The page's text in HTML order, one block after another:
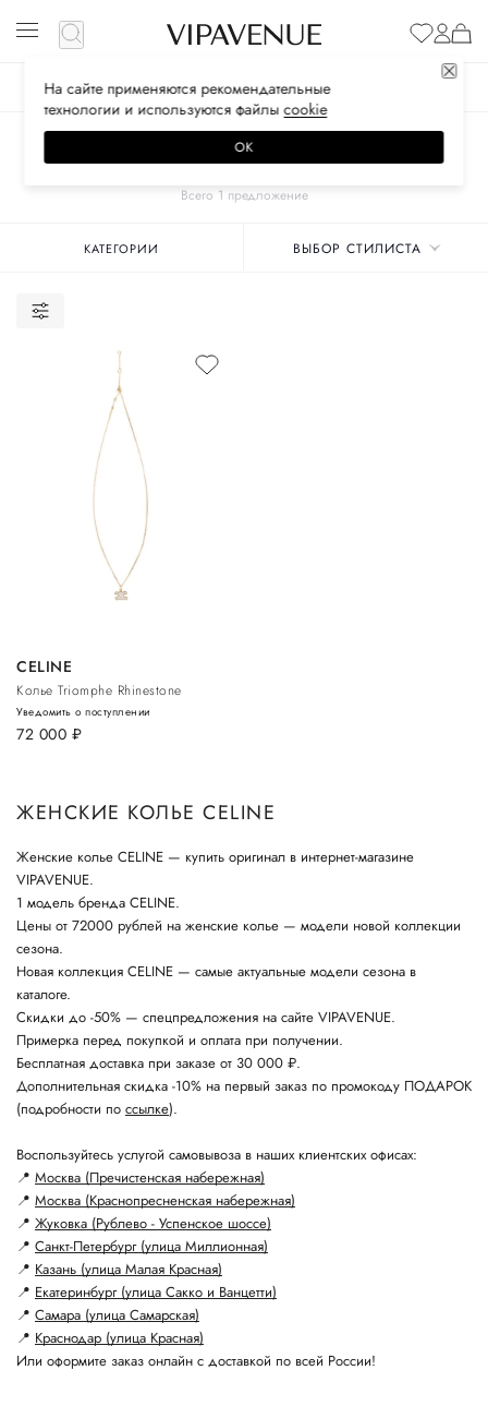
ЖЕНСКОЕ МУЖСКОЕ
Всего 1 предложение
CELINE
КОЛЬЕ
КАТЕГОРИИ ВЫБОР СТИЛИСТА
CELINE
Колье Triomphe Rhinestone
72 000 руб.
Уведомить о поступлении
ЖЕНСКИЕ КОЛЬЕ CELINE
Женские колье CELINE — купить оригинал в интернет-магазине
VIPAVENUE.
1 модель бренда CELINE.
Цены от 72000 рублей на женские колье — модели новой коллекции
сезона.
Новая коллекция CELINE — самые актуальные модели сезона в
каталоге.
Скидки до -50% — спецпредложения на сайте VIPAVENUE.
Примерка перед покупкой и оплата при получении.
Бесплатная доставка при заказе от 30 000 ₽.
Дополнительная скидка -10% на первый заказ по промокоду ПОДАРОК
(подробности по ссылке).
Воспользуйтесь услугой самовывоза в наших клиентских офисах:
📍 Москва (Пречистенская набережная)
📍 Москва (Краснопресненская набережная)
📍 Жуковка (Рублево - Успенское шоссе)
📍 Санкт-Петербург (улица Миллионная)
📍 Казань (улица Малая Красная)
📍 Екатеринбург (улица Сакко и Ванцетти)
📍 Самара (улица Самарская)
📍 Краснодар (улица Красная)
Или оформите заказ онлайн с доставкой по всей России!
На сайте применяются рекомендательные
технологии и используются файлысооkiе
ОК